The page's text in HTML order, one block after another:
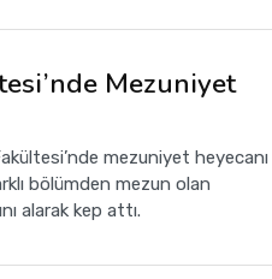
Mezuniyet
mezuniyet heyecanı
bölümden mezun olan
alarak kep attı.